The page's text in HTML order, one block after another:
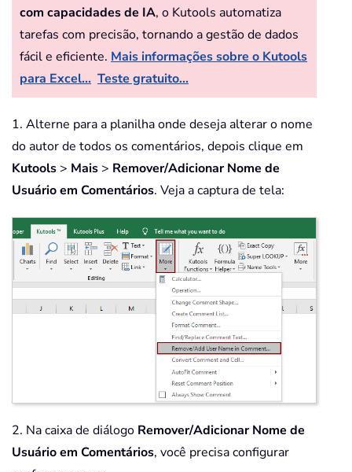
com capacidades de IA, o Kutools automatiza
tarefas com precisão, tornando a gestão de dados
fácil e eficiente. Mais informações sobre o Kutools
para Excel... Teste gratuito...
1. Alterne para a planilha onde deseja alterar o nome
do autor de todos os comentários, depois clique em
Kutools > Mais > Remover/Adicionar Nome de
Usuário em Comentários. Veja a captura de tela:
2. Na caixa de diálogo Remover/Adicionar Nome de
Usuário em Comentários, você precisa configurar